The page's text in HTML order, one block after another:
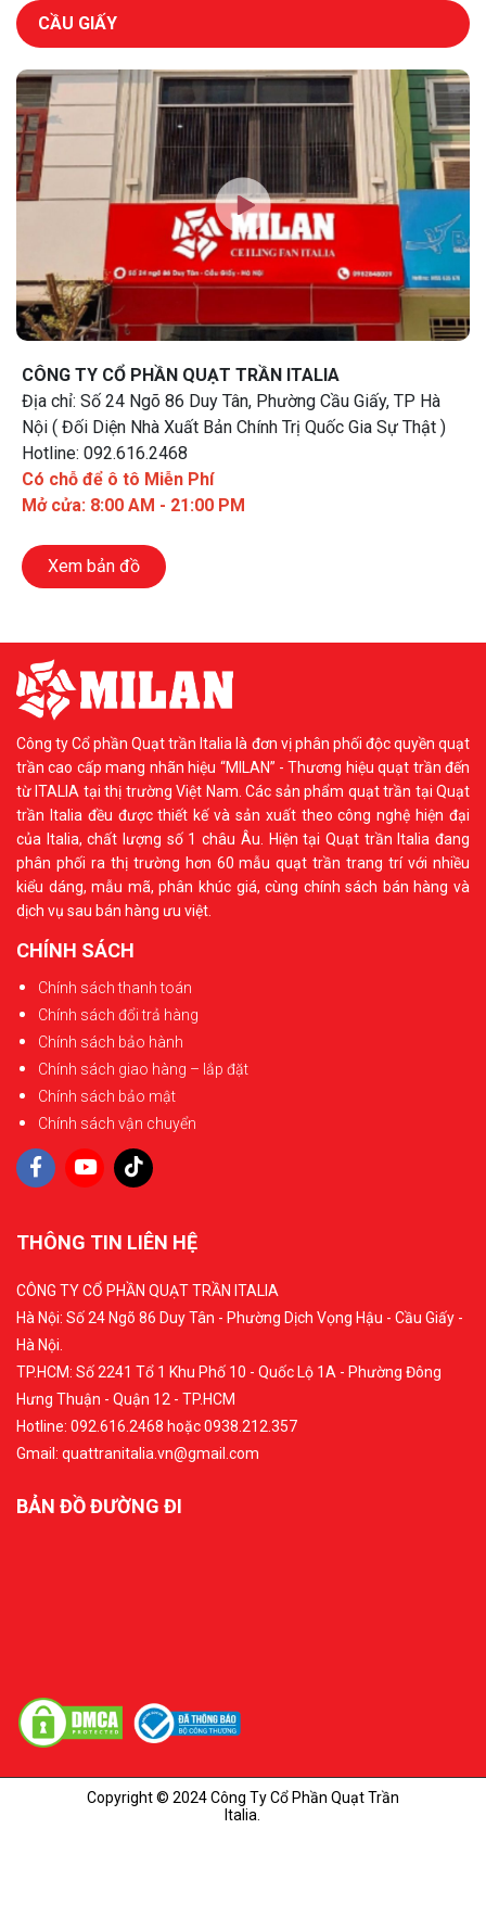
CẦU GIẤY
CÔNG TY CỔ PHẦN QUẠT TRẦN ITALIA
Địa chỉ: Số 24 Ngõ 86 Duy Tân, Phường Cầu Giấy, TP Hà
Nội ( Đối Diện Nhà Xuất Bản Chính Trị Quốc Gia Sự Thật )
Hotline: 092.616.2468
Có chỗ để ô tô Miễn Phí
Mở cửa: 8:00 AM - 21:00 PM
Xem bản đồ
Công ty Cổ phần Quạt trần Italia là đơn vị phân phối độc quyền quạt
trần cao cấp mang nhãn hiệu “MILAN” - Thương hiệu quạt trần đến
từ ITALIA tại thị trường Việt Nam. Các sản phẩm quạt trần tại Quạt
trần Italia đều được thiết kế và sản xuất theo công nghệ hiện đại
của Italia, chất lượng số 1 châu Âu. Hiện tại Quạt trần Italia đang
phân phối ra thị trường hơn 60 mẫu quạt trần trang trí với nhiều
kiểu dáng, mẫu mã, phân khúc giá, cùng chính sách bán hàng và
dịch vụ sau bán hàng ưu việt.
CHÍNH SÁCH
Chính sách thanh toán
Chính sách đổi trả hàng
Chính sách bảo hành
Chính sách giao hàng – lắp đặt
Chính sách bảo mật
Chính sách vận chuyển
THÔNG TIN LIÊN HỆ
CÔNG TY CỔ PHẦN QUẠT TRẦN ITALIA
Hà Nội: Số 24 Ngõ 86 Duy Tân - Phường Dịch Vọng Hậu - Cầu Giấy -
Hà Nội.
TP.HCM: Số 2241 Tổ 1 Khu Phố 10 - Quốc Lộ 1A - Phường Đông
Hưng Thuận - Quận 12 - TP.HCM
Hotline: 092.616.2468 hoặc 0938.212.357
Gmail: quattranitalia.vn@gmail.com
BẢN ĐỒ ĐƯỜNG ĐI
Copyright © 2024 Công Ty Cổ Phần Quạt Trần
Italia.